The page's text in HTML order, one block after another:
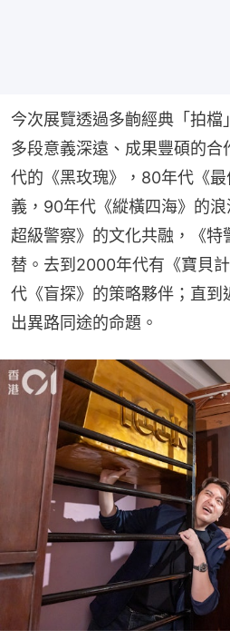
今次展覽透過多齣經典「拍檔
多段意義深遠、成果豐碩的
代的《黑玫瑰》，80年代《
義，90年代《縱橫四海》的
超級警察》的文化共融，《特
替。去到2000年代有《寶貝
代《盲探》的策略夥伴；直到
出異路同途的命題。